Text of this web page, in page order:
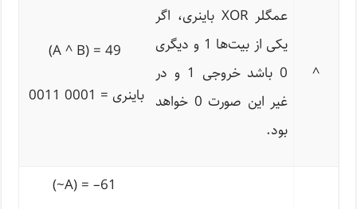
^
عمگلر XOR باینری، اگر
یکی از بیت‌ها 1 و دیگری
0 باشد خروجی 1 و در
غیر این صورت 0 خواهد
بود.
49 = (A ^ B)
باینری = 0001 0011
61
–
= (
A
~
)